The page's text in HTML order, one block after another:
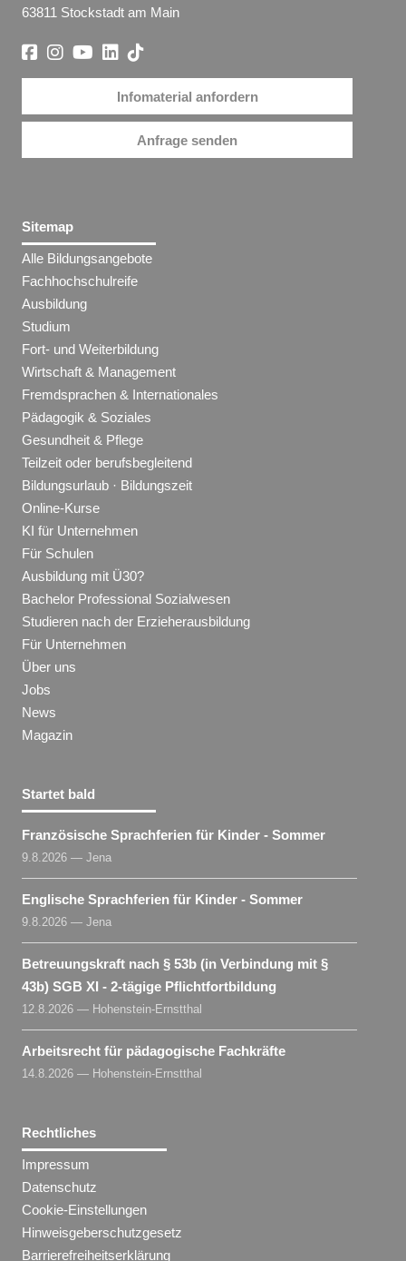
63811 Stockstadt am Main
Infomaterial anfordern
Anfrage senden
Sitemap
Alle Bildungsangebote
Fachhochschulreife
Ausbildung
Studium
Fort- und Weiterbildung
Wirtschaft & Management
Fremdsprachen & Internationales
Pädagogik & Soziales
Gesundheit & Pflege
Teilzeit oder berufsbegleitend
Bildungsurlaub · Bildungszeit
Online-Kurse
KI für Unternehmen
Für Schulen
Ausbildung mit Ü30?
Bachelor Professional Sozialwesen
Studieren nach der Erzieherausbildung
Für Unternehmen
Über uns
Jobs
News
Magazin
Startet bald
Französische Sprachferien für Kinder - Sommer
9.8.2026 — Jena
Englische Sprachferien für Kinder - Sommer
9.8.2026 — Jena
Betreuungskraft nach § 53b (in Verbindung mit §
43b) SGB XI - 2-tägige Pflichtfortbildung
12.8.2026 — Hohenstein-Ernstthal
Arbeitsrecht für pädagogische Fachkräfte
14.8.2026 — Hohenstein-Ernstthal
Rechtliches
Impressum
Datenschutz
Cookie-Einstellungen
Hinweisgeberschutzgesetz
Barrierefreiheitserklärung